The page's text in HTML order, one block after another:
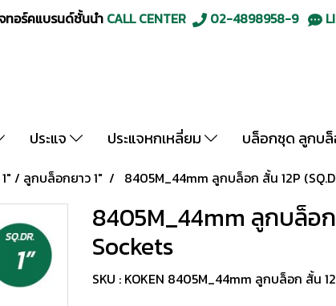
ทอร์คแบรนด์ชั้นนำ CALL CENTER 02-4898958-9
ประแจ ประแจหกเหลี่ยม บล็อกชุด ลูกบ
/ ลูกบล็อกยาว 1" 8405M_44mm ลูกบล็อก สั้น 12P
8405M_44mm ลูกบล็อก
Sockets
SKU : KOKEN 8405M_44mm ลูกบล็อก สั้น